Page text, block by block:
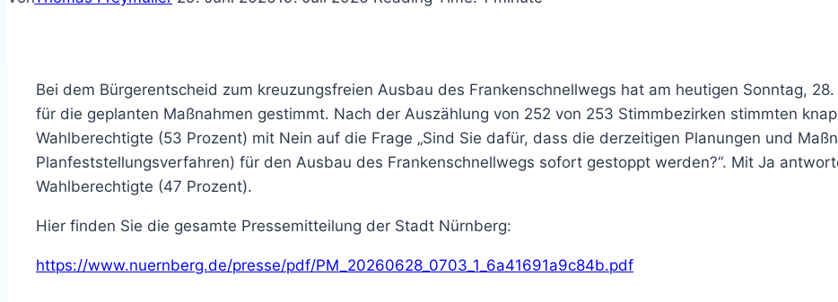
Bei dem Bürgerentscheid zum kreuzungsfreien Ausbau des Frankenschnellwegs hat am heutigen Sonntag,
für die geplanten Maßnahmen gestimmt. Nach der Auszählung von 252 von 253 Stimmbezirken stimmten
Wahlberechtigte (53 Prozent) mit Nein auf die Frage „Sind Sie dafür, dass die derzeitigen Planungen und
Planfeststellungsverfahren) für den Ausbau des Frankenschnellwegs sofort gestoppt werden?“. Mit Ja
Wahlberechtigte (47 Prozent).
Hier finden Sie die gesamte Pressemitteilung der Stadt Nürnberg:
https://www.nuernberg.de/presse/pdf/PM_20260628_0703_1_6a41691a9c84b.pdf